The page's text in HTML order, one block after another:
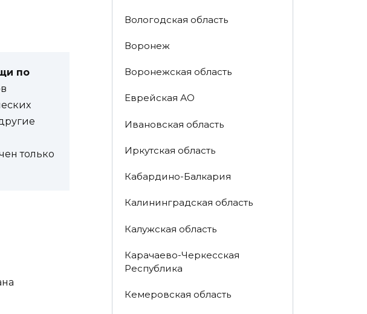
по
только
Вологодская область
Воронеж
Воронежская область
Еврейская АО
Ивановская область
Иркутская область
Кабардино-Балкария
Калининградская область
Калужская область
Карачаево-Черкесская
Республика
Кемеровская область